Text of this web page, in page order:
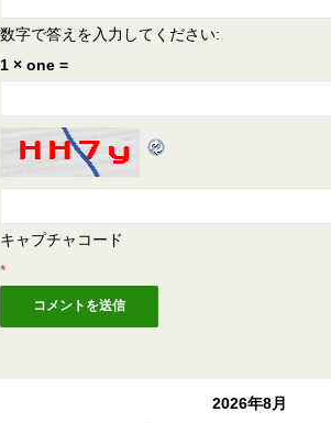
数字で答えを入力してください:
1 × one =
キャプチャコード
*
2026年8月